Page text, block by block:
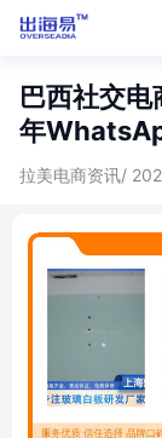
巴西社交
年
拉美电商资讯/